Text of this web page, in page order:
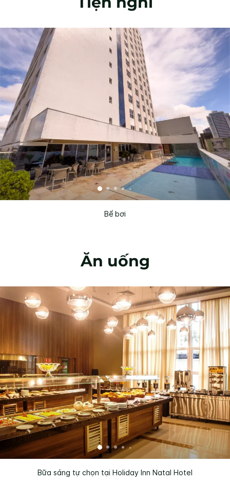
Bể bơi
Ăn uống
Bữa sáng tự chọn tại Holiday Inn Natal Hotel